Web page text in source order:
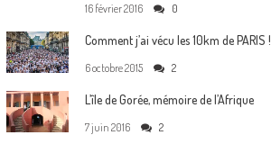
16 février 2016 0
Comment j’ai vécu les 10km de PARIS !
6 octobre 2015 2
L’île de Gorée, mémoire de l’Afrique
7 juin 2016 2